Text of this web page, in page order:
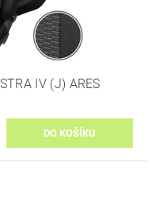
IV (J) ARES